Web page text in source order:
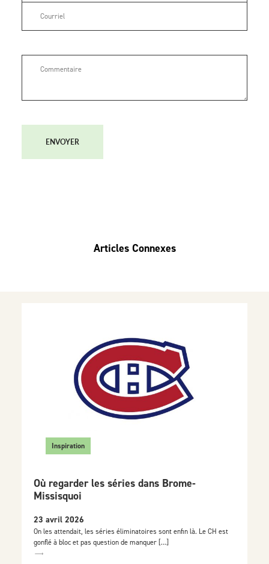
ENVOYER
Articles Connexes
Inspiration
Où regarder les séries dans Brome-
Missisquoi
23 avril 2026
On les attendait, les séries éliminatoires sont enfin là. Le CH est
gonflé à bloc et pas question de manquer […]